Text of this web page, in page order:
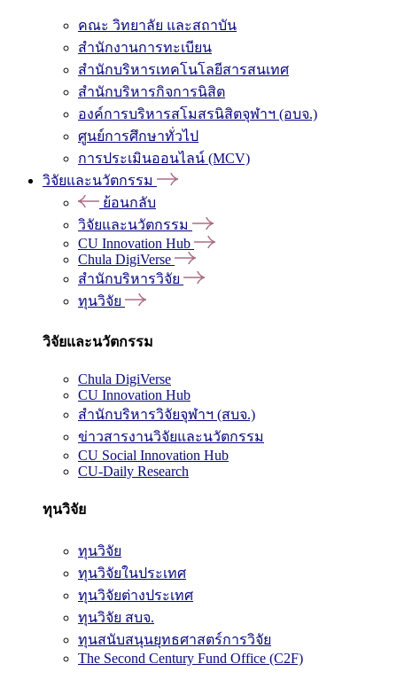
คณะ วิทยาลัย และสถาบัน
สำนักงานการทะเบียน
สำนักบริหารเทคโนโลยีสารสนเทศ
สำนักบริหารกิจการนิสิต
องค์การบริหารสโมสรนิสิตจุฬาฯ (อบจ.)
ศูนย์การศึกษาทั่วไป
การประเมินออนไลน์ (MCV)
วิจัยและนวัตกรรม
ย้อนกลับ
วิจัยและนวัตกรรม
CU Innovation Hub
Chula DigiVerse
สำนักบริหารวิจัย
ทุนวิจัย
วิจัยและนวัตกรรม
Chula DigiVerse
CU Innovation Hub
สำนักบริหารวิจัยจุฬาฯ (สบจ.)
ข่าวสารงานวิจัยและนวัตกรรม
CU Social Innovation Hub
CU-Daily Research
ทุนวิจัย
ทุนวิจัย
ทุนวิจัยในประเทศ
ทุนวิจัยต่างประเทศ
ทุนวิจัย สบจ.
ทุนสนับสนุนยุทธศาสตร์การวิจัย
The Second Century Fund Office (C2F)